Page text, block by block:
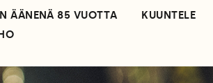
ÄÄNENÄ 85 VUOTTA KUUNTELE